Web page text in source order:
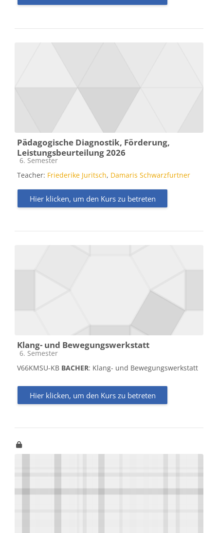
Pädagogische Diagnostik, Förderung,
Leistungsbeurteilung 2026
Kursbereich
6. Semester
Teacher: Friederike Juritsch, Damaris Schwarzfurtner
Hier klicken, um den Kurs zu betreten
Klang- und Bewegungswerkstatt
Kursbereich
6. Semester
V66KMSU-KB BACHER: Klang- und Bewegungswerkstatt
Hier klicken, um den Kurs zu betreten